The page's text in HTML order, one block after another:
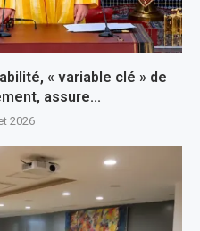
« variable clé » de
assure...
2026